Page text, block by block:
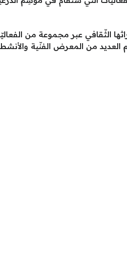
الثّقافي عبر مجموعة من
العديد من المعرض الفنّية